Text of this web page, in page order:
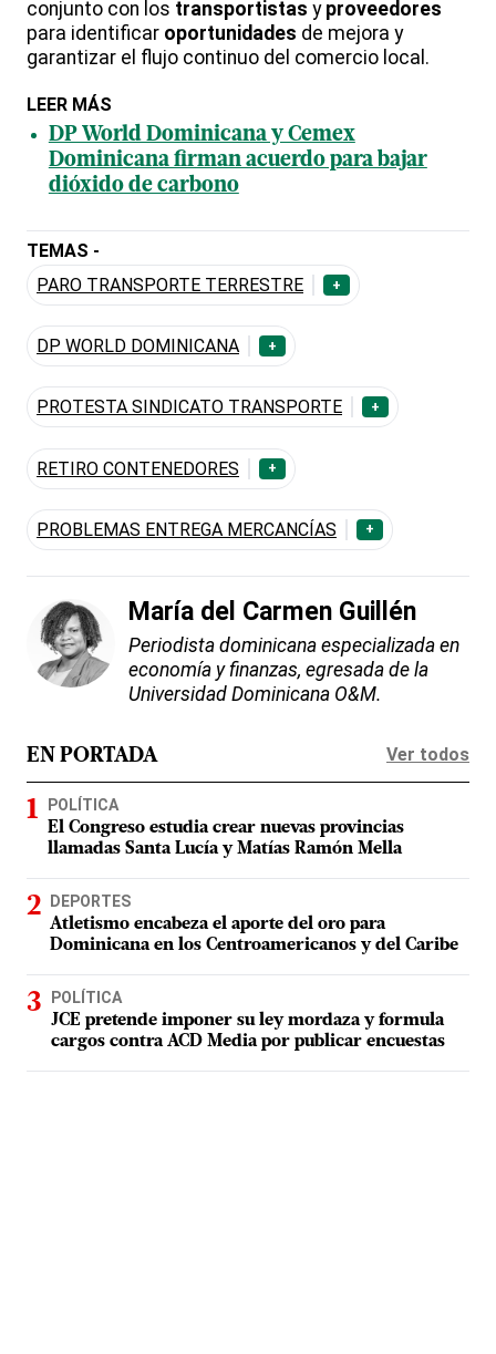
conjunto con los transportistas y proveedores
para identificar oportunidades de mejora y
garantizar el flujo continuo del comercio local.
LEER MÁS
DP World Dominicana y Cemex
Dominicana firman acuerdo para bajar
dióxido de carbono
TEMAS -
PARO TRANSPORTE TERRESTRE
+
DP WORLD DOMINICANA +
PROTESTA SINDICATO TRANSPORTE +
RETIRO CONTENEDORES +
PROBLEMAS ENTREGA MERCANCÍAS +
María del Carmen Guillén
Periodista dominicana especializada en
economía y finanzas, egresada de la
Universidad Dominicana O&M.
EN PORTADA Ver todos
POLÍTICA
El Congreso estudia crear nuevas provincias
llamadas Santa Lucía y Matías Ramón Mella
DEPORTES
Atletismo encabeza el aporte del oro para
Dominicana en los Centroamericanos y del Caribe
POLÍTICA
JCE pretende imponer su ley mordaza y formula
cargos contra ACD Media por publicar encuestas